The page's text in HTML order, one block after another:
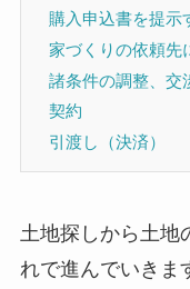
購入申込書を提示
家づくりの依頼先
諸条件の調整、交
契約
引渡し（決済）
土地探しから土地
れで進んでいきま